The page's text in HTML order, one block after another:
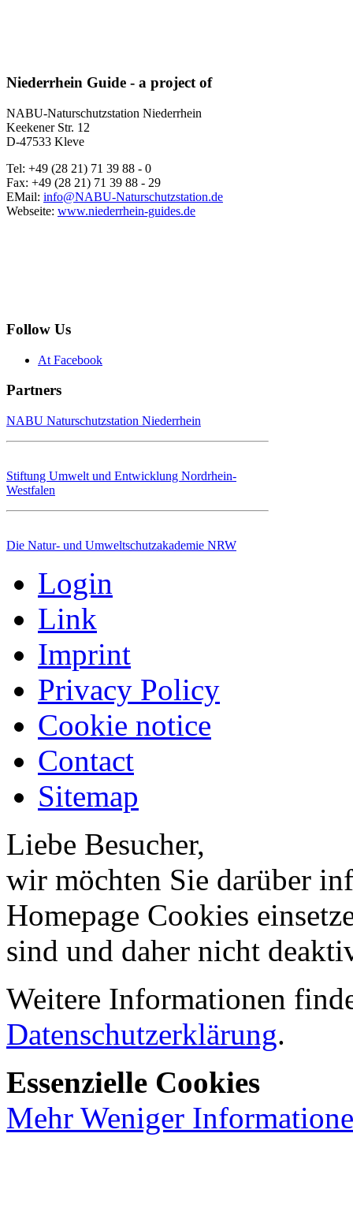
Niederrhein Guide - a project of
NABU-Naturschutzstation Niederrhein
Keekener Str. 12
D-47533 Kleve
Tel: +49 (28 21) 71 39 88 - 0
Fax: +49 (28 21) 71 39 88 - 29
EMail: info@NABU-Naturschutzstation.de
Webseite: www.niederrhein-guides.de
Follow Us
At Facebook
Partners
NABU Naturschutzstation Niederrhein
Stiftung Umwelt und Entwicklung Nordrhein-
Westfalen
Die Natur- und Umweltschutzakademie NRW
Login
Link
Imprint
Privacy Policy
Cookie notice
Contact
Sitemap
Liebe Besucher,
wir möchten Sie darüber
Homepage Cookies
sind und daher nicht
Weitere Informationen
Datenschutzerklärung.
Essenzielle Cookies
Mehr Weniger